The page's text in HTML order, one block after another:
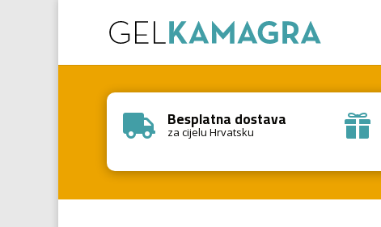
 Besplatna dostava
za cijelu Hrvatsku 